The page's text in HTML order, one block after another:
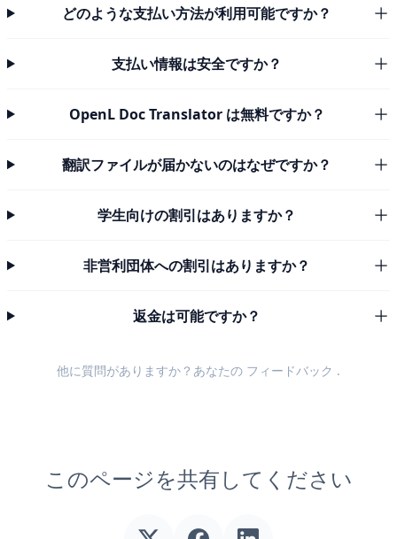
どのような支払い方法が利用可能ですか？
支払い情報は安全ですか？
OpenL Doc Translator は無料ですか？
翻訳ファイルが届かないのはなぜですか？
学生向けの割引はありますか？
非営利団体への割引はありますか？
返金は可能ですか？
他に質問がありますか？あなたの フィードバック .
このページを共有してください